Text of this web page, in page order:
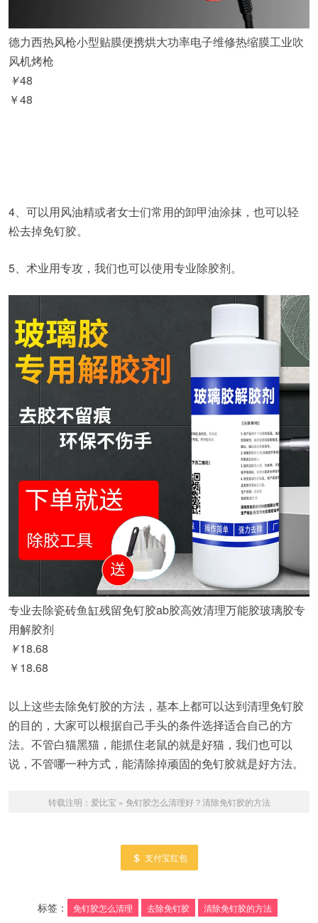
德力西热风枪小型贴膜便携烘大功率电子维修热缩膜工业吹
风机烤枪
￥48
￥48
4、可以用风油精或者女士们常用的卸甲油涂抹，也可以轻
松去掉免钉胶。
5、术业用专攻，我们也可以使用专业除胶剂。
专业去除瓷砖鱼缸残留免钉胶ab胶高效清理万能胶玻璃胶专
用解胶剂
￥18.68
￥18.68
以上这些去除免钉胶的方法，基本上都可以达到清理免钉胶
的目的，大家可以根据自己手头的条件选择适合自己的方
法。不管白猫黑猫，能抓住老鼠的就是好猫，我们也可以
说，不管哪一种方式，能清除掉顽固的免钉胶就是好方法。
转载注明： 爱比宝 » 免钉胶怎么清理好？清除免钉胶的方法
支付宝红包
标签： 免钉胶怎么清理 去除免钉胶 清除免钉胶的方法